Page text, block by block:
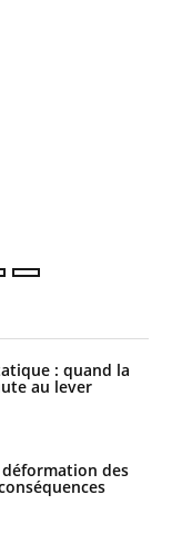
: quand la
au lever
des